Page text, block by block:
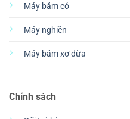
Máy băm cỏ
Máy nghiền
Máy băm xơ dừa
Chính sách